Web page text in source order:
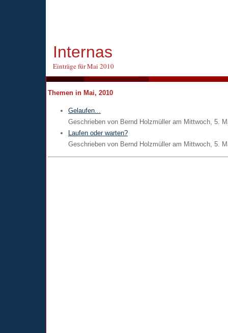
Internas
Einträge für Mai 2010
Themen in Mai, 2010
Gelaufen...
Geschrieben von Bernd Holzmüller am Mittwoch, 5.
Laufen oder warten?
Geschrieben von Bernd Holzmüller am Mittwoch, 5.